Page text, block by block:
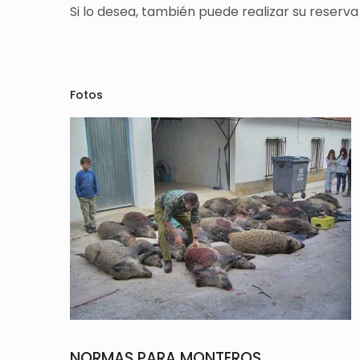
Si lo desea, también puede realizar su
Fotos